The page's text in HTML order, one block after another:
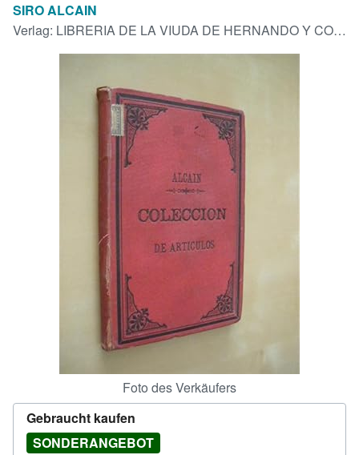
Sammlungen
Antiquarische Bücher
SCHLIESSEN
SIRO ALCAIN
Verlag: LIBRERIA DE LA VIUDA DE HERNANDO Y COMPAÑÍA, MADRID, 1896
Foto des Verkäufers
Gebraucht kaufen
SONDERANGEBOT